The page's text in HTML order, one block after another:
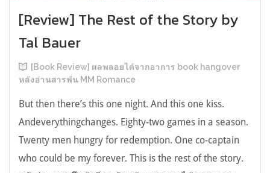
[Review] The Rest of the Story by
Tal Bauer
[Book Review] ผลพลอยได้จากอาการ book hangover
หลังอ่านสารพัน MM Romance
But then there’s this one night. And this one kiss.
Andeverythingchanges. Eighty-two games in a season.
Twenty men hungry for redemption. One co-captain
who could be my forever. This is the rest of the story.